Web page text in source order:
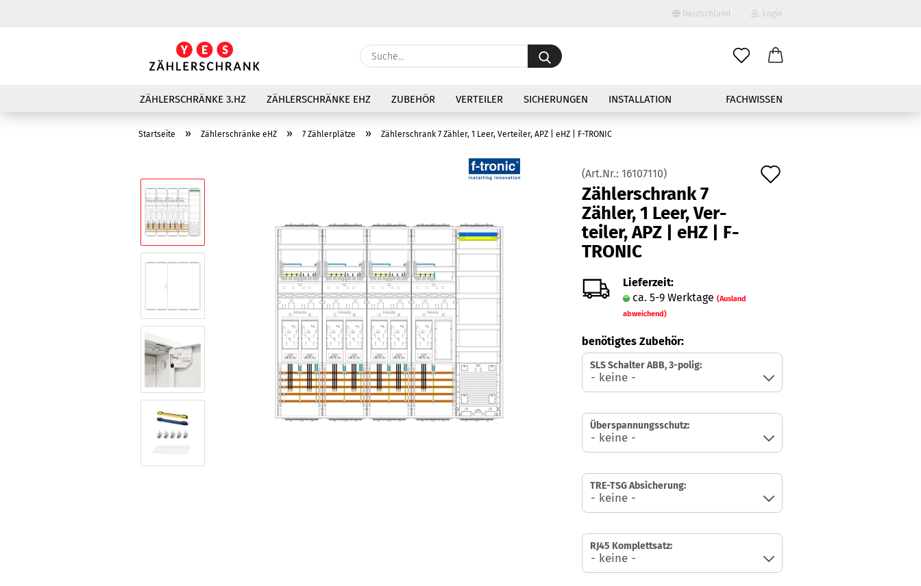
Deutschland
Lieferland
Login
Konto erstellen
Passwort vergessen?
Suche...
ZÄHLERSCHRÄNKE 3.HZ ZÄHLERSCHRÄNKE EHZ ZUBEHÖR VERTEILER SICHERUNGEN INSTALLATION FACHWISSEN
Startseite » Zählerschränke eHZ » 7 Zählerplätze » Zählerschrank 7 Zähler, 1 Leer, Verteiler, APZ | eHZ | F-TRONIC
(Art.Nr.: 16107110)
Zäh­ler­schrank 7
Zäh­ler, 1 Leer, Ver­
tei­ler, APZ | eHZ | F-​
TRONIC
Lieferzeit:
ca. 5-9 Werktage (Ausland
abweichend)
benötigtes Zubehör:
SLS Schalter ABB, 3-polig:
Überspannungsschutz:
TRE-TSG Absicherung:
RJ45 Komplettsatz: